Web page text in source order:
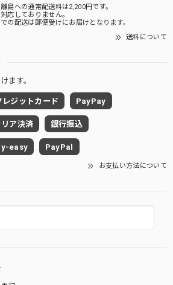
島への通常配送料は2,200円です。
応しておりません。
の配送は郵便受けにお届けとなります。
送料について
ます。
レジットカード PayPay
リア決済 銀行振込
easy PayPal
お支払い方法について